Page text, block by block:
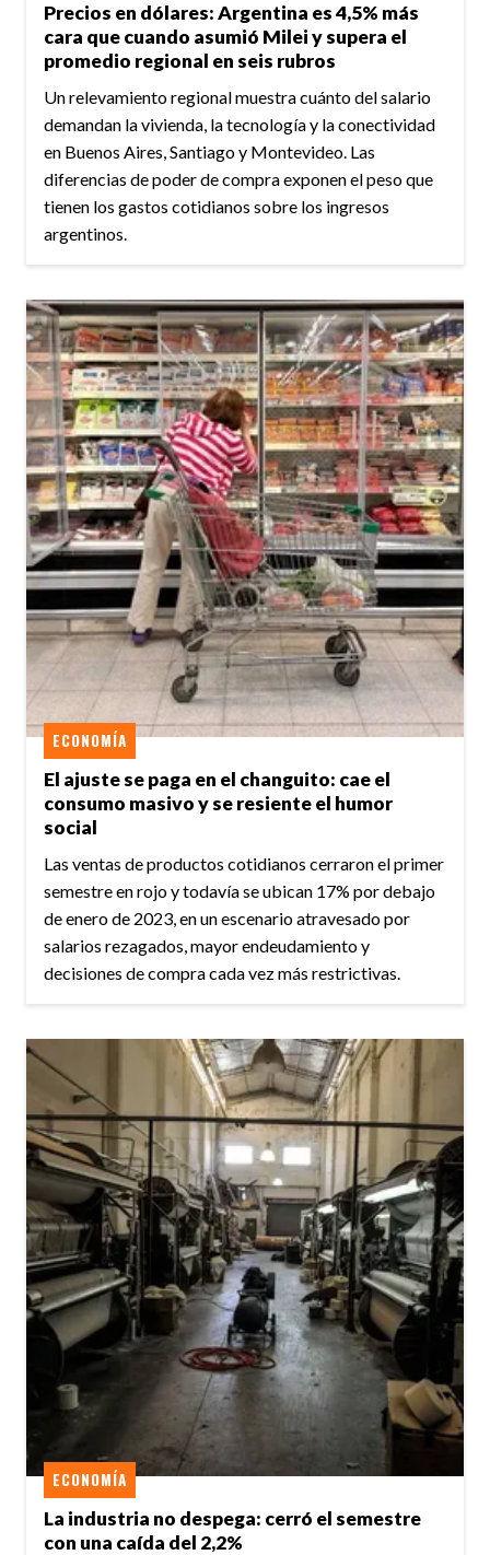
Precios en dólares: Argentina es 4,5% más
cara que cuando asumió Milei y supera el
promedio regional en seis rubros
Un relevamiento regional muestra cuánto del salario
demandan la vivienda, la tecnología y la conectividad
en Buenos Aires, Santiago y Montevideo. Las
diferencias de poder de compra exponen el peso que
tienen los gastos cotidianos sobre los ingresos
argentinos.
El ajuste se paga en el changuito: cae el
consumo masivo y se resiente el humor
social
ECONOMÍA
Las ventas de productos cotidianos cerraron el primer
semestre en rojo y todavía se ubican 17% por debajo
de enero de 2023, en un escenario atravesado por
salarios rezagados, mayor endeudamiento y
decisiones de compra cada vez más restrictivas.
La industria no despega: cerró el semestre
con una caída del 2,2%
ECONOMÍA